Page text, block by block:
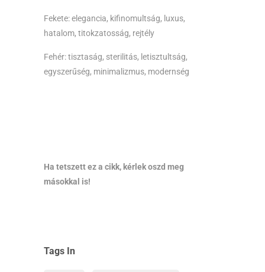
Fekete: elegancia, kifinomultság, luxus,
hatalom, titokzatosság, rejtély
Fehér: tisztaság, sterilitás, letisztultság,
egyszerűség, minimalizmus, modernség
Ha tetszett ez a cikk, kérlek oszd meg
másokkal is!
Tags In